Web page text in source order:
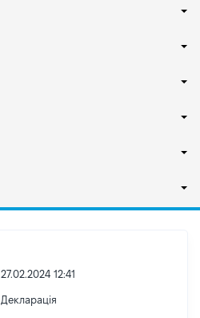
27.02.2024 12:41
Декларація